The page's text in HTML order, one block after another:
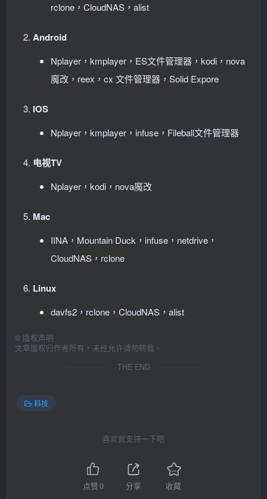
rclone，CloudNAS，alist
Android
Nplayer，kmplayer，ES文件管理器，kodi，nova
魔改，reex，cx 文件管理器，Solid Expore
IOS
Nplayer，kmplayer，infuse，Fileball文件管理器
电视TV
Nplayer，kodi，nova魔改
Mac
IINA，Mountain Duck，infuse，netdrive，
CloudNAS，rclone
Linux
davfs2，rclone，CloudNAS，alist
© 版权声明
文章版权归作者所有，未经允许请勿转载。
THE END
科技
喜欢就支持一下吧
点赞0 分享 收藏